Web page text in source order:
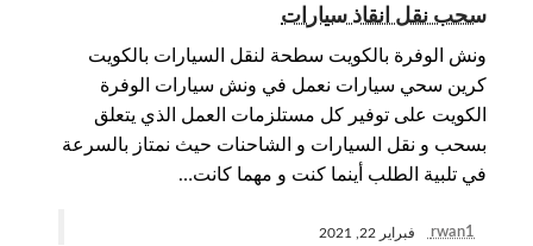
سحب نقل انقاذ سيارات
ونش الوفرة بالكويت سطحة لنقل السيارات بالكويت
كرين سحي سيارات نعمل في ونش سيارات الوفرة
الكويت على توفير كل مستلزمات العمل الذي يتعلق
بسحب و نقل السيارات و الشاحنات حيث نمتاز بالسرعة
في تلبية الطلب أينما كنت و مهما كانت…
rwan1 فبراير 22, 2021